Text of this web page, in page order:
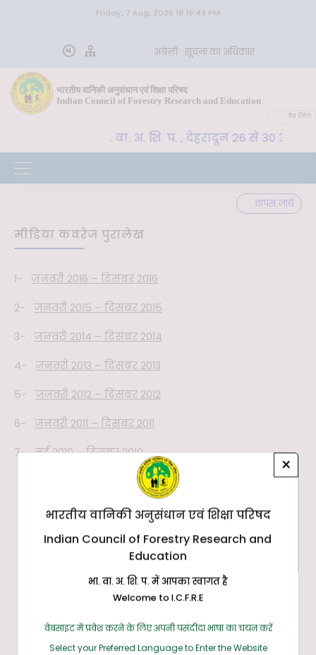
Friday, 7 Aug, 2026 19:16:43 PM
अंग्रेज़ी सूचना का अधिकार
भारतीय वानिकी अनुसंधान एवं शिक्षा परिषद
Indian Council of Forestry Research and Education
वेब ईमेल
CoE-SLM, भा. वा. अ. शि. प. , देहरादून 26 से 30
वापस जायें
मीडिया कवरेज पुरालेख
1- जनवरी 2016 – दिसंबर 2016
2- जनवरी 2015 – दिसंबर 2015
3- जनवरी 2014 – दिसंबर 2014
4- जनवरी 2013 – दिसंबर 2013
5- जनवरी 2012 – दिसंबर 2012
6- जनवरी 2011 – दिसंबर 2011
7-मई 2010 – दिसंबर 2010
×
भारतीय वानिकी अनुसंधान एवं शिक्षा परिषद
Indian Council of Forestry Research and
Education
भा. वा. अ. शि. प. में आपका स्वागत है
Welcome to I.C.F.R.E
वेबसाइट में प्रवेश करने के लिए अपनी पसंदीदा भाषा का चयन करें
Select your Preferred Language to Enter the Website